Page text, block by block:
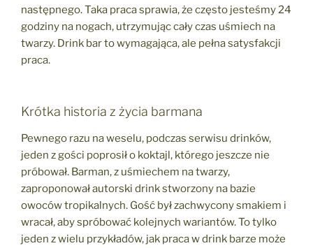
następnego. Taka praca sprawia, że często jesteśmy 24
godziny na nogach, utrzymując cały czas uśmiech na
twarzy. Drink bar to wymagająca, ale pełna satysfakcji
praca.
Krótka historia z życia barmana
Pewnego razu na weselu, podczas serwisu drinków,
jeden z gości poprosił o koktajl, którego jeszcze nie
próbował. Barman, z uśmiechem na twarzy,
zaproponował autorski drink stworzony na bazie
owoców tropikalnych. Gość był zachwycony smakiem i
wracał, aby spróbować kolejnych wariantów. To tylko
jeden z wielu przykładów, jak praca w drink barze może